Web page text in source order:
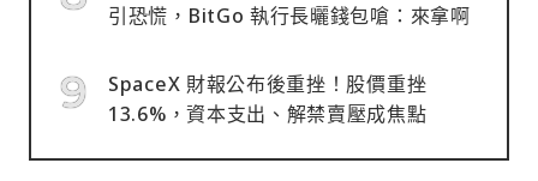
引恐慌，BitGo 執行長曬錢包嗆：來拿啊
SpaceX 財報公布後重挫！股價重挫
13.6%，資本支出、解禁賣壓成焦點